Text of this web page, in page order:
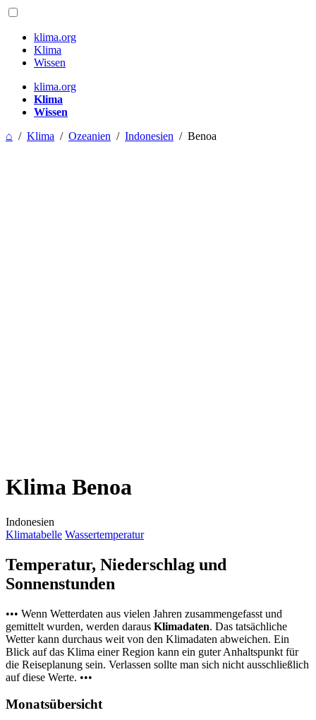
klima.org
Klima
Wissen
klima.org
Klima
Wissen
⌂ / Klima / Ozeanien / Indonesien / Benoa
Klima Benoa
Indonesien
Klimatabelle Wassertemperatur
Temperatur, Niederschlag und
Sonnenstunden
••• Wenn Wetterdaten aus vielen Jahren zusammengefasst und
gemittelt wurden, werden daraus Klimadaten. Das tatsächliche
Wetter kann durchaus weit von den Klimadaten abweichen. Ein
Blick auf das Klima einer Region kann ein guter Anhaltspunkt für
die Reiseplanung sein. Verlassen sollte man sich nicht ausschließlich
auf diese Werte. •••
Monatsübersicht